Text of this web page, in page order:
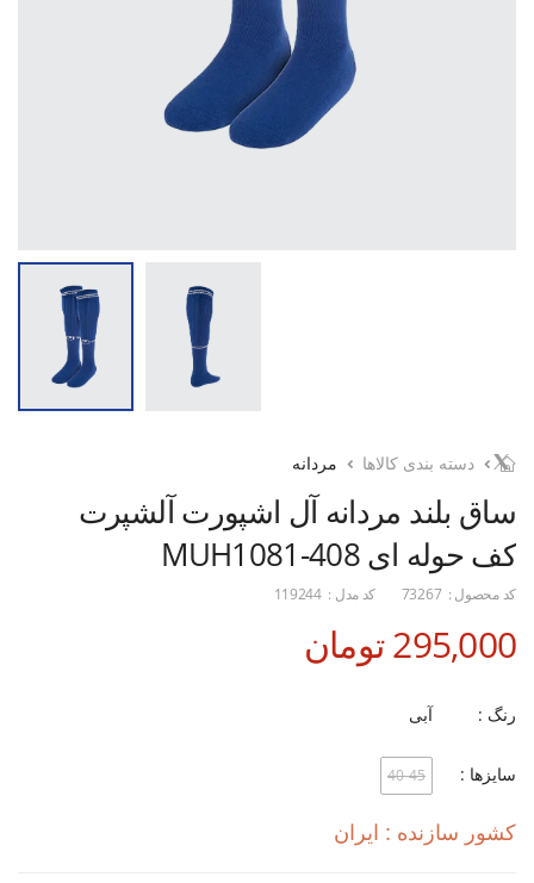
دسته بندی کالاها مردانه
ساق بلند مردانه آل اشپورت آلشپرت
کف حوله ای MUH1081-408
کد محصول : 73267 کد مدل : 119244
295,000 تومان
رنگ : آبی
سایزها : 40-45
کشور سازنده : ایران